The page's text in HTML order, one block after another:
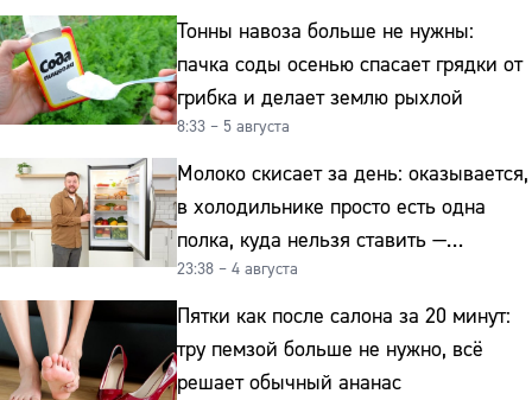
Тонны навоза больше не нужны:
пачка соды осенью спасает грядки от
грибка и делает землю рыхлой
8:33 – 5 августа
Молоко скисает за день: оказывается,
в холодильнике просто есть одна
полка, куда нельзя ставить —
превращает свежие продукты
в бактериальную бомбу
23:38 – 4 августа
Пятки как после салона за 20 минут:
тру пемзой больше не нужно, всё
решает обычный ананас